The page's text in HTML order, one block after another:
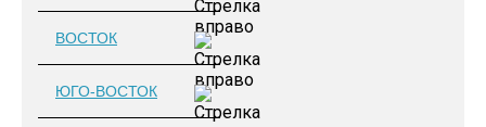
ВОСТОК
ЮГО-ВОСТОК